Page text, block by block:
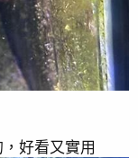
好看又實用